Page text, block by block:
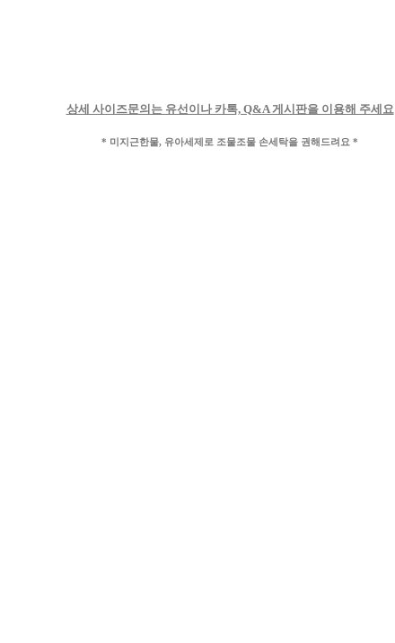
상세 사이즈문의는 유선이나 카톡, Q&A 게시판을 이용해 주세요
* 미지근한물, 유아세제로 조물조물 손세탁을 권해드려요 *